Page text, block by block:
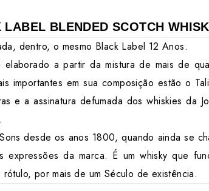
BLENDED SCOTCH
dentro, o mesmo Black Label 12 Anos.
elaborado a partir da mistura de mais de
importantes em sua composição estão o
e a assinatura defumada dos whiskies
desde os anos 1800, quando ainda se
expressões da marca. É um whisky que
por mais de um Século de existência.